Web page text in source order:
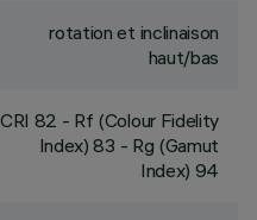
rotation et inclinaison
haut/bas
CRI 82 - Rf (Colour Fidelity
Index) 83 - Rg (Gamut
Index) 94